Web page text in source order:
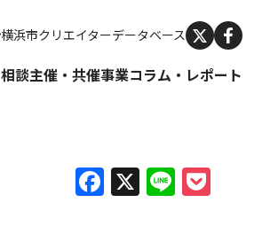
横浜市クリエイターデータベース
相談主催・共催事業コラム・レポート
Facebook
X Line